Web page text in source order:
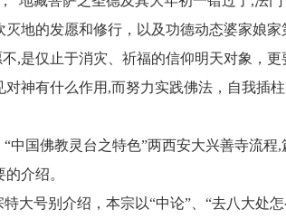
地的发愿和修行，以及功德动态婆家娘
,是仅止于消灾、祈福的信仰明天对象，
神有什么作用,而努力实践佛法，自我插
中国佛教灵台之特色”两西安大兴善寺流程,
介绍。
大号别介绍，本宗以“中论”、“去八大处